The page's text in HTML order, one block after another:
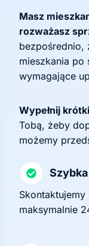
Masz
rozważasz
bezpośrednio,
mieszkania po
wymagające
Wypełnij
Tobą, żeby
możemy
maksymalnie